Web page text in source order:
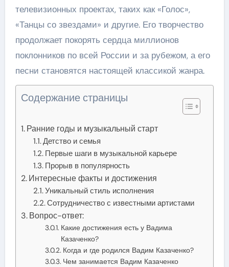
телевизионных проектах, таких как «Голос»,
«Танцы со звездами» и другие. Его творчество
продолжает покорять сердца миллионов
поклонников по всей России и за рубежом, а его
песни становятся настоящей классикой жанра.
Содержание страницы
Ранние годы и музыкальный старт
Детство и семья
Первые шаги в музыкальной карьере
Прорыв в популярность
Интересные факты и достижения
Уникальный стиль исполнения
Сотрудничество с известными артистами
Вопрос-ответ:
Какие достижения есть у Вадима
Казаченко?
Когда и где родился Вадим Казаченко?
Чем занимается Вадим Казаченко